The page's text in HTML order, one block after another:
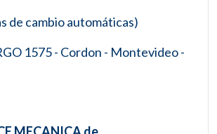
de cambio automáticas)
1575 - Cordon - Montevideo -
MECANICA de